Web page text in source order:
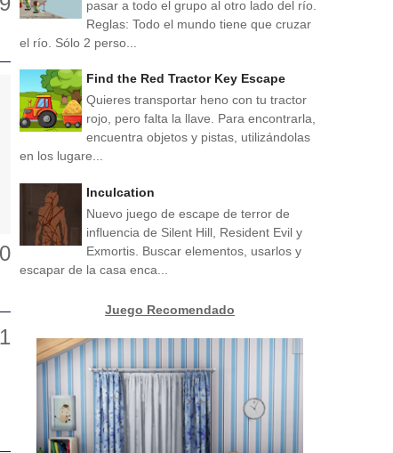
pasar a todo el grupo al otro lado del río.
Reglas: Todo el mundo tiene que cruzar
el río. Sólo 2 perso...
Find the Red Tractor Key Escape
Quieres transportar heno con tu tractor
rojo, pero falta la llave. Para encontrarla,
encuentra objetos y pistas, utilizándolas
en los lugare...
Inculcation
Nuevo juego de escape de terror de
influencia de Silent Hill, Resident Evil y
Exmortis. Buscar elementos, usarlos y
escapar de la casa enca...
Juego Recomendado